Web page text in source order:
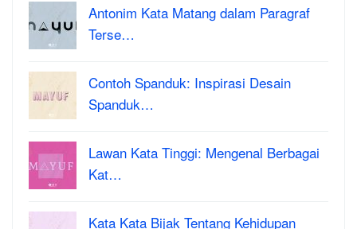
Antonim Kata Matang dalam Paragraf
Terse…
Contoh Spanduk: Inspirasi Desain
Spanduk…
Lawan Kata Tinggi: Mengenal Berbagai
Kat…
Kata Kata Bijak Tentang Kehidupan